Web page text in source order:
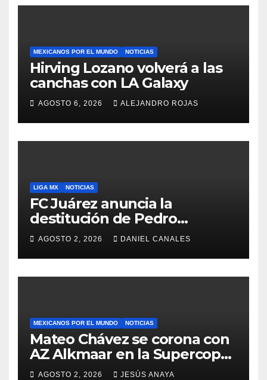
MEXICANOS POR EL MUNDO NOTICIAS
Hirving Lozano volverá a las
canchas con LA Galaxy
AGOSTO 6, 2026 ALEJANDRO ROJAS
LIGA MX NOTICIAS
FC Juárez anuncia la
destitución de Pedro
Caixinha
AGOSTO 2, 2026 DANIEL CANALES
MEXICANOS POR EL MUNDO NOTICIAS
Mateo Chávez se corona con
AZ Alkmaar en la Supercopa
de Países Bajos
AGOSTO 2, 2026 JESÚS ANAYA